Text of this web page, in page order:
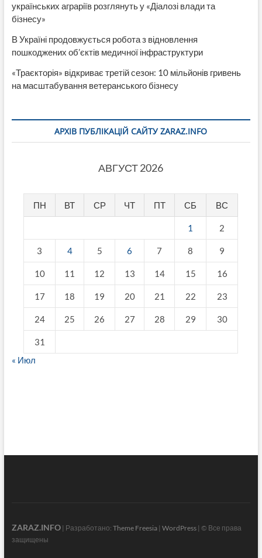
українських аграріїв розглянуть у «Діалозі влади та
бізнесу»
В Україні продовжується робота з відновлення
пошкоджених об’єктів медичної інфраструктури
«Траєкторія» відкриває третій сезон: 10 мільйонів гривень
на масштабування ветеранського бізнесу
АРХІВ ПУБЛІКАЦІЙ САЙТУ ZARAZ.INFO
АВГУСТ 2026
ПН ВТ СР ЧТ ПТ СБ ВС
1 2
3 4 5 6 7 8 9
10 11 12 13 14 15 16
17 18 19 20 21 22 23
24 25 26 27 28 29 30
31
« Июл
ZARAZ.INFO| Разработано: Theme Freesia| WordPress| © Все права
защищены